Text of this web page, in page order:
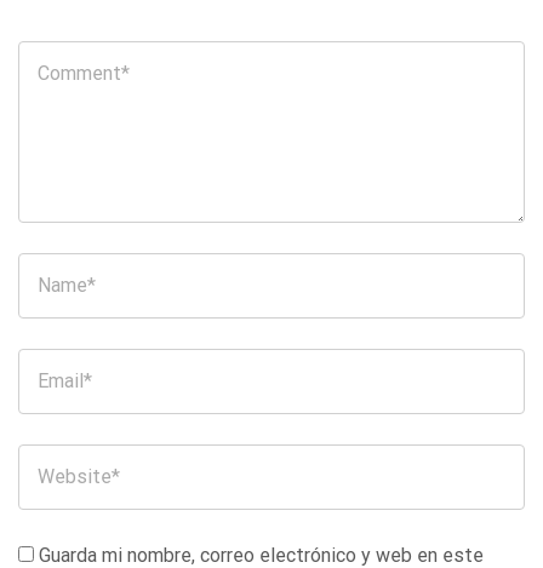
Guarda mi nombre, correo electrónico y web en este